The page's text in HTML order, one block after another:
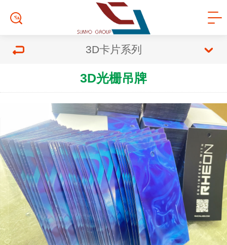
3D卡片系列
3D光栅吊牌